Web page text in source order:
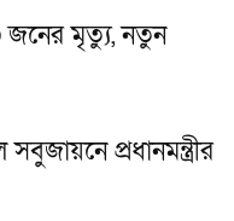
মৃত্যু, নতুন
প্রধানমন্ত্রীর